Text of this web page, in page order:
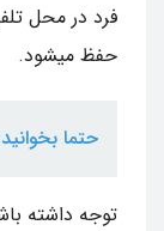
فرد در محل
حفظ میشود.
حتما
توجه داشته